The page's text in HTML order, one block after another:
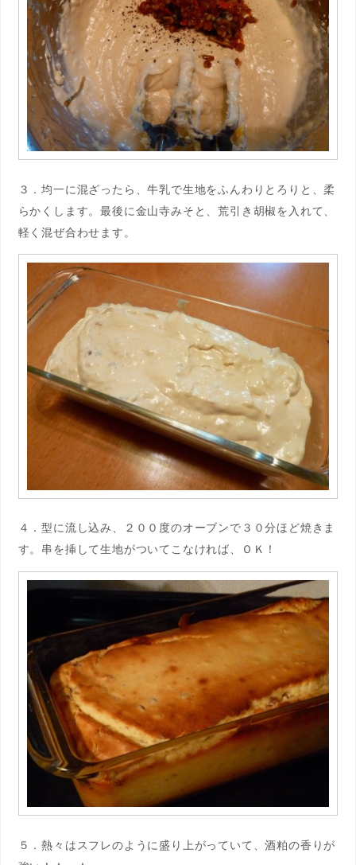
３．均一に混ざったら、牛乳で生地をふんわりとろりと、柔
らかくします。最後に金山寺みそと、荒引き胡椒を入れて、
軽く混ぜ合わせます。
４．型に流し込み、２００度のオーブンで３０分ほど焼きま
す。串を挿して生地がついてこなければ、ＯＫ！
５．熱々はスフレのように盛り上がっていて、酒粕の香りが